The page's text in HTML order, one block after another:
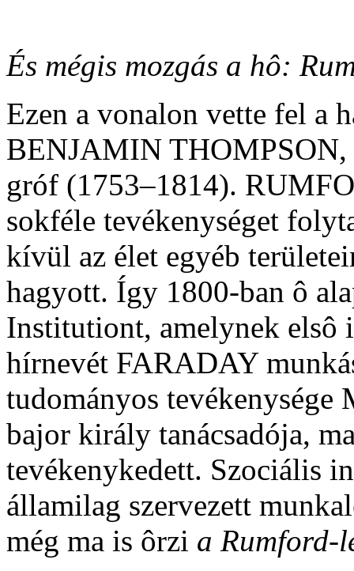
És mégis mozgás a hô:
Ezen a vonalon vette fel a
BENJAMIN THOMPSON,
gróf (1753–1814).
sokféle tevékenységet
kívül az élet egyéb
hagyott. Így 1800-ban ô
Institutiont, amelynek elsô
hírnevét FARADAY
tudományos
bajor király tanácsadója,
tevékenykedett. Szociális
államilag szervezett
még ma is ôrzi a Rumford-